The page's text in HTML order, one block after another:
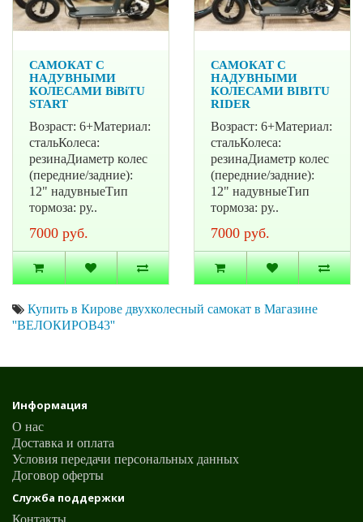
САМОКАТ С
НАДУВНЫМИ
КОЛЕСАМИ BiBiTU
START
Возраст: 6+Материал:
стальКолеса:
резинаДиаметр колес
(передние/задние):
12" надувныеТип
тормоза: ру..
7000 руб.
САМОКАТ С
НАДУВНЫМИ
КОЛЕСАМИ BIBITU
RIDER
Возраст: 6+Материал:
стальКолеса:
резинаДиаметр колес
(передние/задние):
12" надувныеТип
тормоза: ру..
7000 руб.
Купить в Кирове двухколесный самокат в Магазине
''ВЕЛОКИРОВ43''
Информация
О нас
Доставка и оплата
Условия передачи персональных данных
Договор оферты
Служба поддержки
Контакты